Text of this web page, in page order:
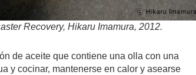
Recovery, Hikaru Imamura, 2012.
de aceite que contiene una olla con una
y cocinar, mantenerse en calor y asearse